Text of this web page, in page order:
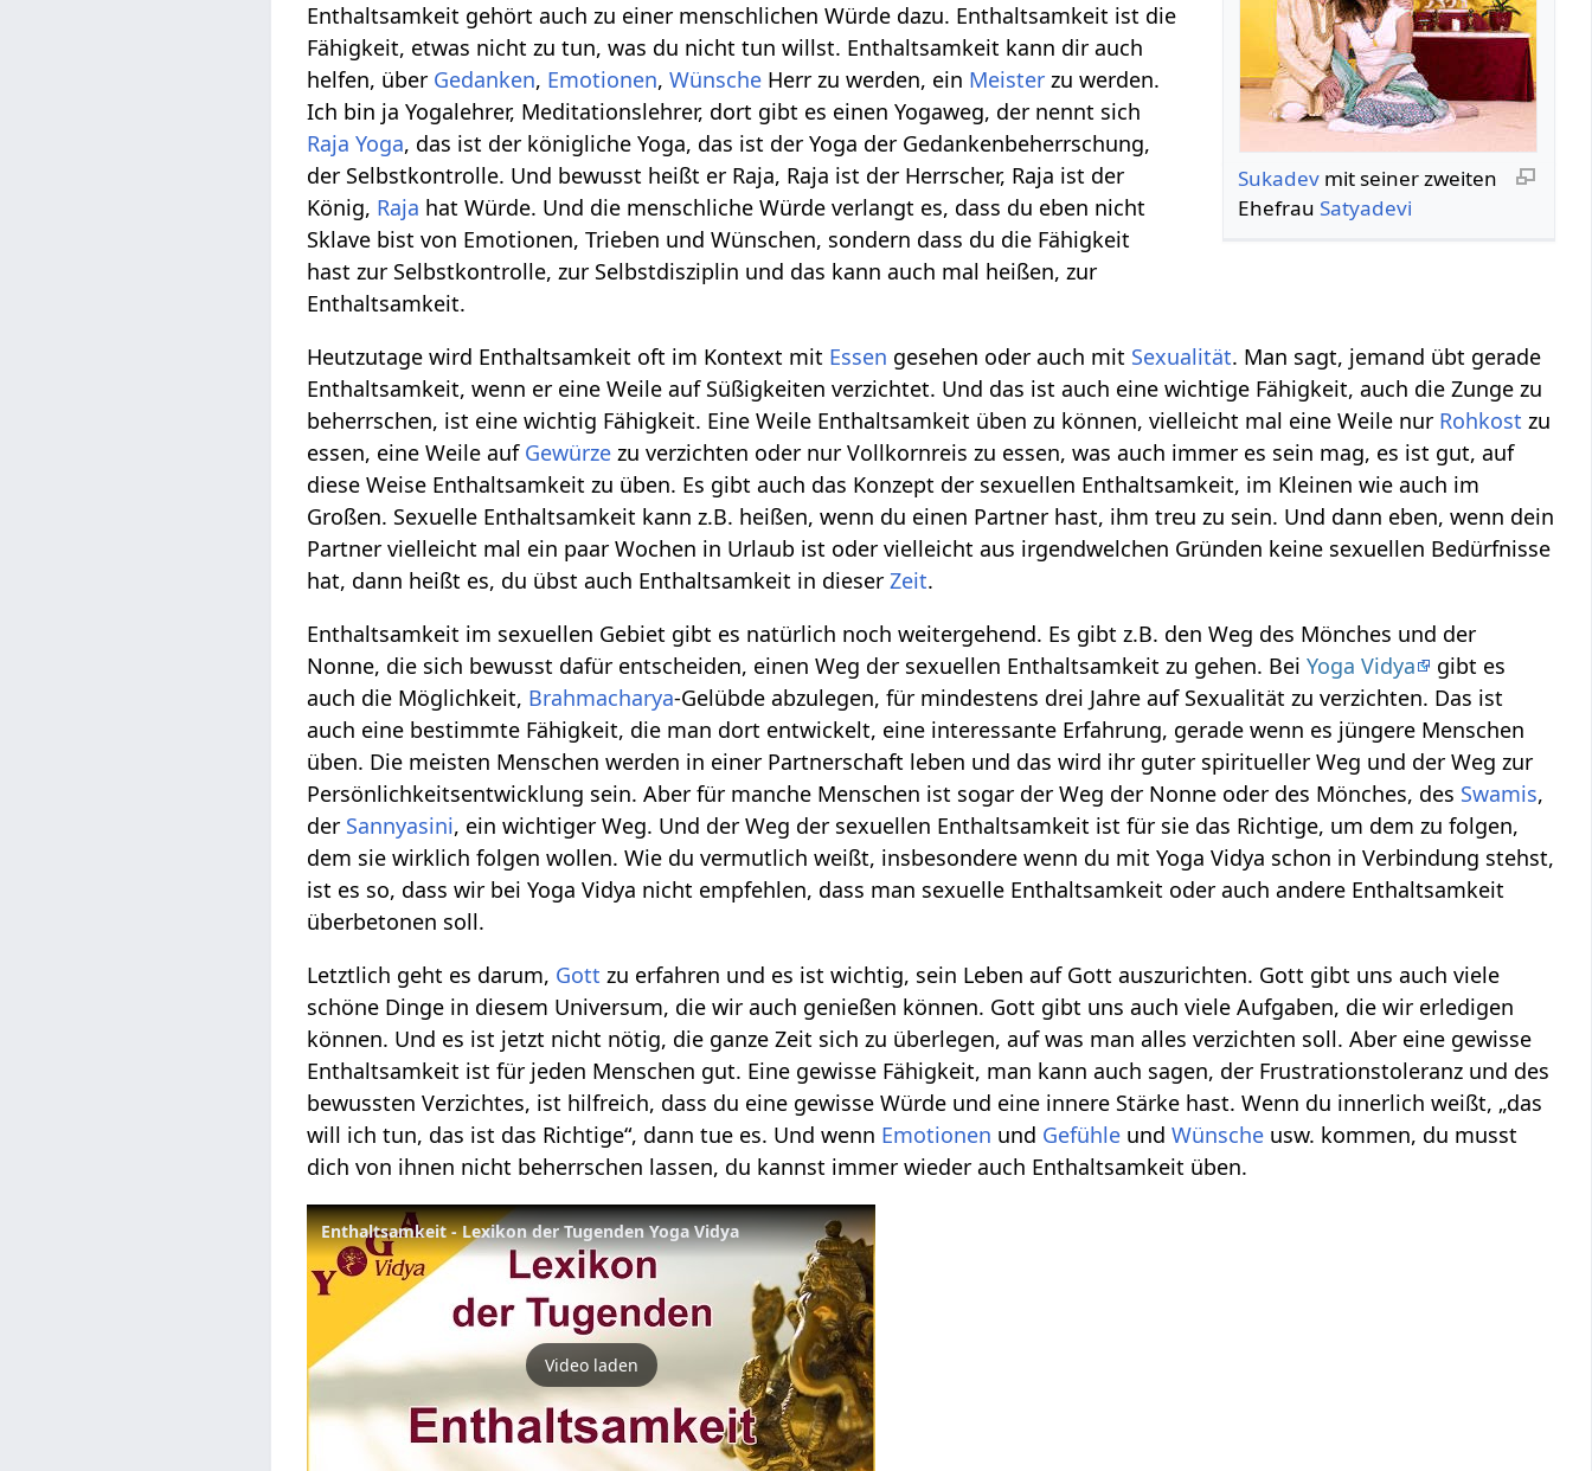
Sukadev mit seiner zweiten
Ehefrau Satyadevi
Enthaltsamkeit gehört auch zu einer menschlichen Würde dazu. Enthaltsamkeit ist die
Fähigkeit, etwas nicht zu tun, was du nicht tun willst. Enthaltsamkeit kann dir auch
helfen, über Gedanken, Emotionen,Wünsche Herr zu werden, ein Meister zu werden.
Ich bin ja Yogalehrer, Meditationslehrer, dort gibt es einen Yogaweg, der nennt sich
Raja Yoga, das ist der königliche Yoga, das ist der Yoga der Gedankenbeherrschung,
der Selbstkontrolle. Und bewusst heißt er Raja, Raja ist der Herrscher, Raja ist der
König, Raja hat Würde. Und die menschliche Würde verlangt es, dass du eben nicht
Sklave bist von Emotionen, Trieben und Wünschen, sondern dass du die Fähigkeit
hast zur Selbstkontrolle, zur Selbstdisziplin und das kann auch mal heißen, zur
Enthaltsamkeit.
Heutzutage wird Enthaltsamkeit oft im Kontext mit Essen gesehen oder auch mit Sexualität. Man sagt, jemand übt gerade
Enthaltsamkeit, wenn er eine Weile auf Süßigkeiten verzichtet. Und das ist auch eine wichtige Fähigkeit, auch die Zunge zu
beherrschen, ist eine wichtig Fähigkeit. Eine Weile Enthaltsamkeit üben zu können, vielleicht mal eine Weile nur Rohkost zu
essen, eine Weile auf Gewürze zu verzichten oder nur Vollkornreis zu essen, was auch immer es sein mag, es ist gut, auf
diese Weise Enthaltsamkeit zu üben. Es gibt auch das Konzept der sexuellen Enthaltsamkeit, im Kleinen wie auch im
Großen. Sexuelle Enthaltsamkeit kann z.B. heißen, wenn du einen Partner hast, ihm treu zu sein. Und dann eben, wenn dein
Partner vielleicht mal ein paar Wochen in Urlaub ist oder vielleicht aus irgendwelchen Gründen keine sexuellen Bedürfnisse
hat, dann heißt es, du übst auch Enthaltsamkeit in dieserZeit.
Enthaltsamkeit im sexuellen Gebiet gibt es natürlich noch weitergehend. Es gibt z.B. den Weg des Mönches und der
Nonne, die sich bewusst dafür entscheiden, einen Weg der sexuellen Enthaltsamkeit zu gehen. BeiYoga Vidya
gibt es
auch die Möglichkeit, Brahmacharya-Gelübde abzulegen, für mindestens drei Jahre auf Sexualität zu verzichten. Das ist
auch eine bestimmte Fähigkeit, die man dort entwickelt, eine interessante Erfahrung, gerade wenn es jüngere Menschen
üben. Die meisten Menschen werden in einer Partnerschaft leben und das wird ihr guter spiritueller Weg und der Weg zur
Persönlichkeitsentwicklung sein. Aber für manche Menschen ist sogar der Weg der Nonne oder des Mönches, des Swamis,
der Sannyasini, ein wichtiger Weg. Und der Weg der sexuellen Enthaltsamkeit ist für sie das Richtige, um dem zu folgen,
dem sie wirklich folgen wollen. Wie du vermutlich weißt, insbesondere wenn du mit Yoga Vidya schon in Verbindung stehst,
ist es so, dass wir bei Yoga Vidya nicht empfehlen, dass man sexuelle Enthaltsamkeit oder auch andere Enthaltsamkeit
überbetonen soll.
Letztlich geht es darum, Gott zu erfahren und es ist wichtig, sein Leben auf Gott auszurichten. Gott gibt uns auch viele
schöne Dinge in diesem Universum, die wir auch genießen können. Gott gibt uns auch viele Aufgaben, die wir erledigen
können. Und es ist jetzt nicht nötig, die ganze Zeit sich zu überlegen, auf was man alles verzichten soll. Aber eine gewisse
Enthaltsamkeit ist für jeden Menschen gut. Eine gewisse Fähigkeit, man kann auch sagen, der Frustrationstoleranz und des
bewussten Verzichtes, ist hilfreich, dass du eine gewisse Würde und eine innere Stärke hast. Wenn du innerlich weißt, „das
will ich tun, das ist das Richtige“, dann tue es. Und wenn Emotionen und Gefühle undWünsche usw. kommen, du musst
dich von ihnen nicht beherrschen lassen, du kannst immer wieder auch Enthaltsamkeit üben.
Enthaltsamkeit - Lexikon der Tugenden Yoga Vidya
Video laden